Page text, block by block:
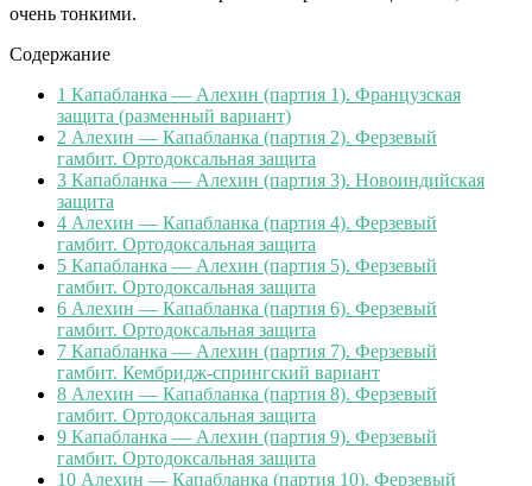
очень тонкими.
Содержание
1 Капабланка — Алехин (партия 1). Французская
защита (разменный вариант)
2 Алехин — Капабланка (партия 2). Ферзевый
гамбит. Ортодоксальная защита
3 Капабланка — Алехин (партия 3). Новоиндийская
защита
4 Алехин — Капабланка (партия 4). Ферзевый
гамбит. Ортодоксальная защита
5 Капабланка — Алехин (партия 5). Ферзевый
гамбит. Ортодоксальная защита
6 Алехин — Капабланка (партия 6). Ферзевый
гамбит. Ортодоксальная защита
7 Капабланка — Алехин (партия 7). Ферзевый
гамбит. Кембридж-спрингский вариант
8 Алехин — Капабланка (партия 8). Ферзевый
гамбит. Ортодоксальная защита
9 Капабланка — Алехин (партия 9). Ферзевый
гамбит. Ортодоксальная защита
10 Алехин — Капабланка (партия 10). Ферзевый